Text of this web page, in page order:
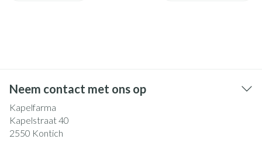
Neem contact met ons op
Kapelfarma
Kapelstraat 40
2550 Kontich